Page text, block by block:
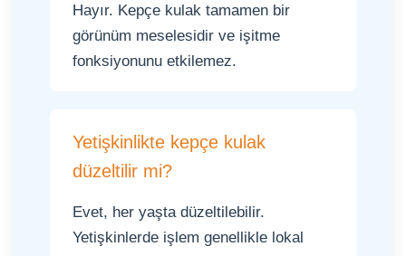
Hayır. Kepçe kulak tamamen bir
görünüm meselesidir ve işitme
fonksiyonunu etkilemez.
Yetişkinlikte kepçe kulak
düzeltilir mi?
Evet, her yaşta düzeltilebilir.
Yetişkinlerde işlem genellikle lokal